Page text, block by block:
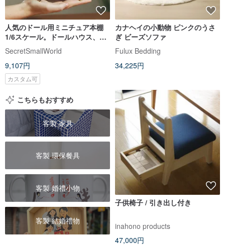
人気のドール用ミニチュア本棚
1/6スケール。ドールハウス、ジ
オラマ用家具
SecretSmallWorld
9,107円
カスタム可
カナヘイの小動物 ピンクのうさ
ぎ ビーズソファ
Fulux Bedding
34,225円
こちらもおすすめ
客製 家具
客製 環保餐具
客製 婚禮小物
客製 結婚禮物
子供椅子 / 引き出し付き
inahono products
47,000円